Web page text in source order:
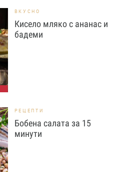
ВКУСНО
Кисело мляко с ананас и
бадеми
РЕЦЕПТИ
Бобена салата за 15
минути